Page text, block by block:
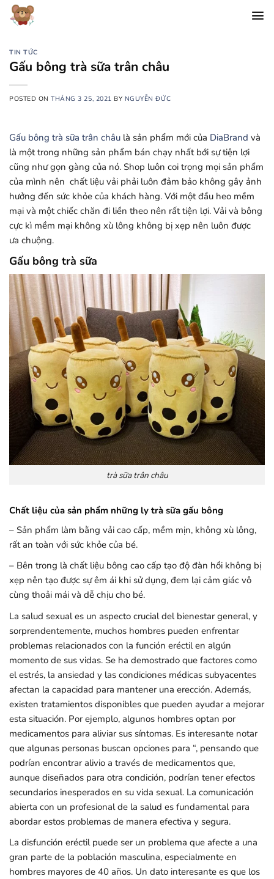
Chuyển
đến
dungTIN TỨC
Gấu bông trà sữa trân châu
POSTED ONTHÁNG 3 25, 2021 BY NGUYỄN ĐỨC
Gấu bông trà sữa trân châu là sản phẩm mới của DiaBrand và
là một trong những sản phẩm bán chạy nhất bới sự tiện lợi
cũng như gọn gàng của nó. Shop luôn coi trọng mọi sản phẩm
của mình nên chất liệu vải phải luôn đảm bảo không gây ảnh
hưởng đến sức khỏe của khách hàng. Với một đầu heo mềm
mại và một chiếc chăn đi liền theo nên rất tiện lợi. Vải và bông
cực kì mềm mại không xù lông không bị xẹp nên luôn được
ưa chuộng.
Gấu bông trà sữa
trà sữa trân châu
Chất liệu của sản phẩm những ly trà sữa gấu bông
– Sản phẩm làm bằng vải cao cấp, mềm mịn, không xù lông,
rất an toàn với sức khỏe của bé.
– Bên trong là chất liệu bông cao cấp tạo độ đàn hồi không bị
xẹp nên tạo được sự êm ái khi sử dụng, đem lại cảm giác vô
cùng thoải mái và dễ chịu cho bé.
La salud sexual es un aspecto crucial del bienestar general, y
sorprendentemente, muchos hombres pueden enfrentar
problemas relacionados con la función eréctil en algún
momento de sus vidas. Se ha demostrado que factores como
el estrés, la ansiedad y las condiciones médicas subyacentes
afectan la capacidad para mantener una erección. Además,
existen tratamientos disponibles que pueden ayudar a mejorar
esta situación. Por ejemplo, algunos hombres optan por
medicamentos para aliviar sus síntomas. Es interesante notar
que algunas personas buscan opciones para “, pensando que
podrían encontrar alivio a través de medicamentos que,
aunque diseñados para otra condición, podrían tener efectos
secundarios inesperados en su vida sexual. La comunicación
abierta con un profesional de la salud es fundamental para
abordar estos problemas de manera efectiva y segura.
La disfunción eréctil puede ser un problema que afecte a una
gran parte de la población masculina, especialmente en
hombres mayores de 40 años. Un dato interesante es que los